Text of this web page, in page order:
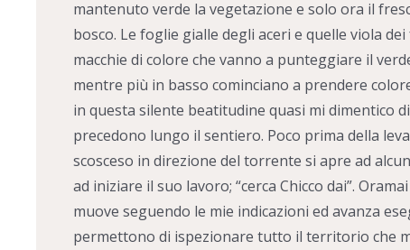
mantenuto verde la vegetazione e solo ora il
bosco. Le foglie gialle degli aceri e quelle viola
macchie di colore che vanno a punteggiare il
mentre più in basso cominciano a prendere
in questa silente beatitudine quasi mi dimentico
precedono lungo il sentiero. Poco prima della
scosceso in direzione del torrente si apre ad
ad iniziare il suo lavoro; “cerca Chicco dai”.
muove seguendo le mie indicazioni ed avanza
permettono di ispezionare tutto il territorio che